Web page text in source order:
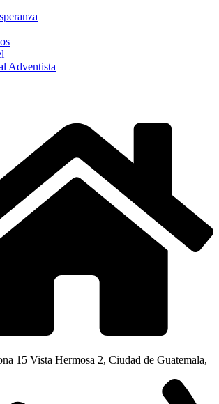
Adventista
15 Vista Hermosa 2, Ciudad de Guatemala,